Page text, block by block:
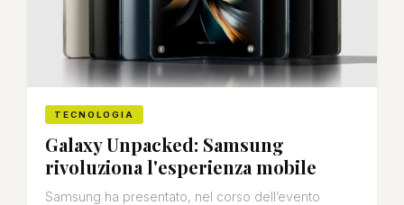
TECNOLOGIA
Galaxy Unpacked: Samsung
rivoluziona l'esperienza mobile
Samsung ha presentato, nel corso dell’evento